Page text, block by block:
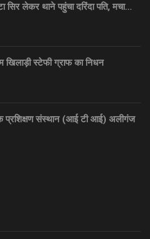
सिर लेकर थाने पहुंचा दरिंदा पति, मचा…
खिलाड़ी स्टेफी ग्राफ का निधन
प्रशिक्षण संस्थान (आई टी आई) अलीगंज